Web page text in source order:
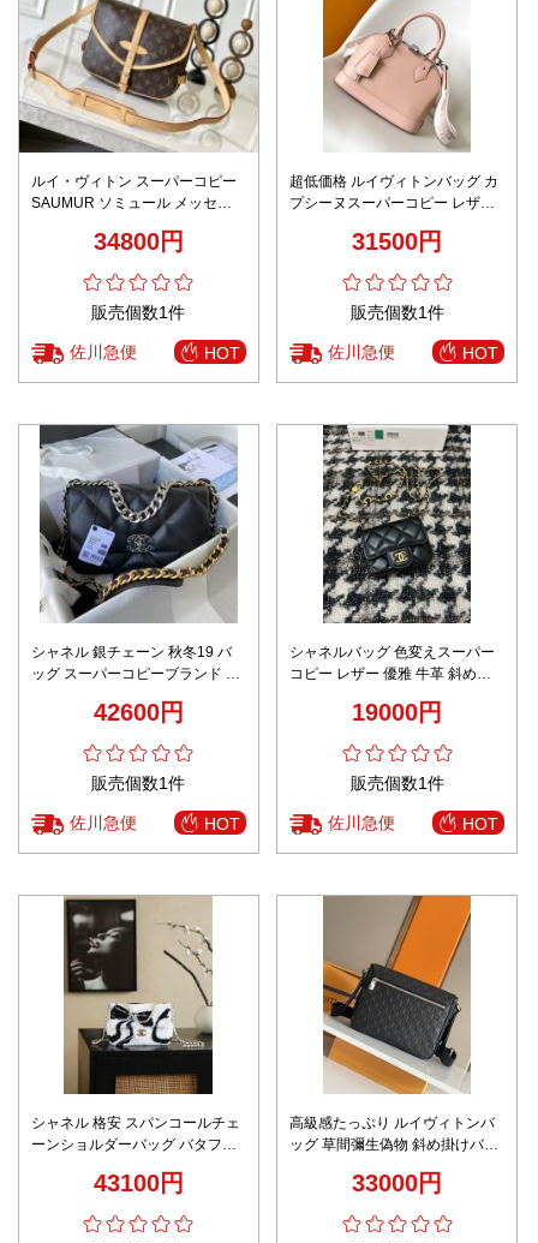
ルイ・ヴィトン スーパーコピー
SAUMUR ソミュール メッセン
34800円
販売個数1件
佐川急便 HOT
超低価格 ルイヴィトンバッグ カ
プシーヌスーパーコピー レザー
ッグ 人気新作 ピンク
31500円
販売個数1件
佐川急便 HOT
シャネル 銀チェーン 秋冬19 バ
ッグ スーパーコピーブランド 人
満足度 口コミ ブランドコピー
42600円
販売個数1件
佐川急便 HOT
シャネルバッグ 色変えスーパー
コピー レザー 優雅 牛革 斜め掛
19000円
販売個数1件
佐川急便 HOT
シャネル 格安 スパンコールチェ
ーンショルダーバッグ バタフラ
43100円
高級感たっぷり ルイヴィトンバ
ッグ 草間彌生偽物 斜め掛けバッ
33000円